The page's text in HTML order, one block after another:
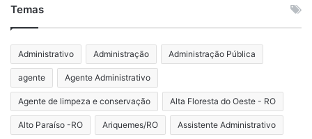
Temas
Administrativo Administração Administração Pública
agente Agente Administrativo
Agente de limpeza e conservação Alta Floresta do Oeste - RO
Alto Paraíso -RO Ariquemes/RO Assistente Administrativo